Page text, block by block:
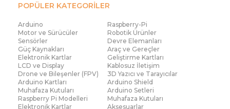
POPÜLER KATEGORİLER
Arduino
Raspberry-Pi
Motor ve Sürücüler
Robotik Ürünler
Sensörler
Devre Elemanları
Güç Kaynakları
Araç ve Gereçler
Elektronik Kartlar
Geliştirme Kartları
LCD ve Display
Kablosuz İletişim
Drone ve Bileşenler (FPV)
3D Yazıcı ve Tarayıcılar
Arduino Kartları
Arduino Shield
Muhafaza Kutuları
Arduino Setleri
Raspberry Pi Modelleri
Muhafaza Kutuları
Elektronik Kartlar
Aksesuarlar